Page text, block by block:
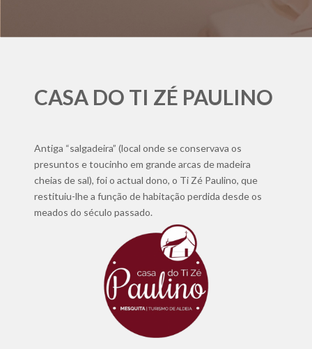
CASA DO TI ZÉ PAULINO
Antiga “salgadeira” (local onde se conservava os
presuntos e toucinho em grande arcas de madeira
cheias de sal), foi o actual dono, o Ti Zé Paulino, que
restituiu-lhe a função de habitação perdida desde os
meados do século passado.